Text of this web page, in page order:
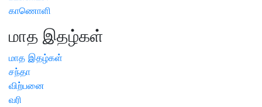
காணொளி
மாத இதழ்கள்
மாத இதழ்கள்
சந்தா
விற்பனை
வரி